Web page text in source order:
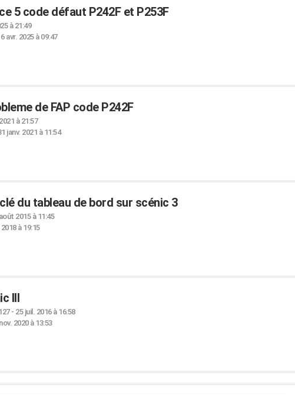
5 code défaut P242F et P253F
à 21:49
6 avr. 2025 à 09:47
de FAP code P242F
à 21:57
janv. 2021 à 11:54
du tableau de bord sur scénic 3
2015 à 11:45
2018 à 19:15
III
- 25 juil. 2016 à 16:58
2020 à 13:53